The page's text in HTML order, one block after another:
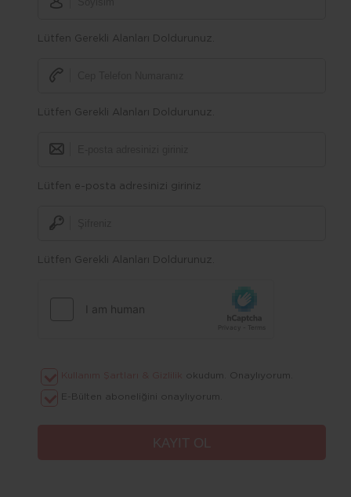
Lütfen Gerekli Alanları Doldurunuz.
Lütfen Gerekli Alanları Doldurunuz.
Lütfen e-posta adresinizi giriniz
Lütfen Gerekli Alanları Doldurunuz.
okudum. Onaylıyorum.
E-Bülten aboneliğini onaylıyorum.